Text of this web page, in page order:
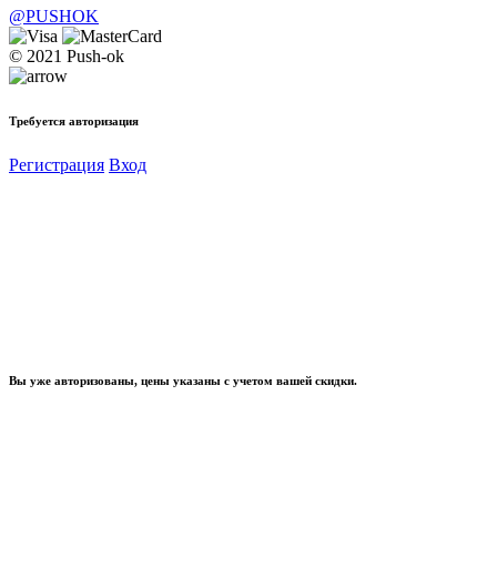
@PUSHOK
© 2021 Push-ok
Требуется авторизация
Регистрация Вход
Вы уже авторизованы, цены указаны с учетом вашей скидки.